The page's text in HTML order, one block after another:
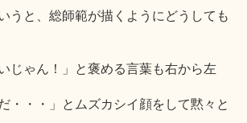
うと、総師範が描くようにどうしても
じゃん！」と褒める言葉も右から左
・・・」とムズカシイ顔をして黙々と